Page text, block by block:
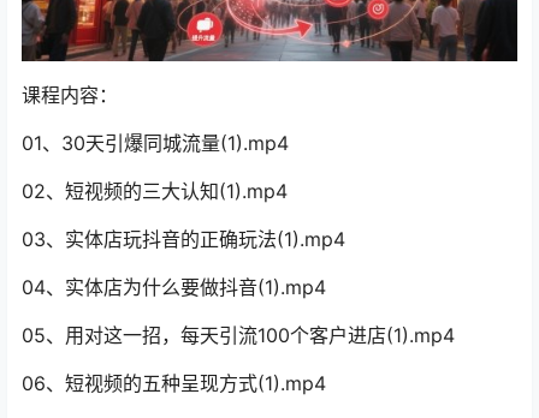
课程内容：
01、30天引爆同城流量(1).mp4
02、短视频的三大认知(1).mp4
03、实体店玩抖音的正确玩法(1).mp4
04、实体店为什么要做抖音(1).mp4
05、用对这一招，每天引流100个客户进店(1).mp4
06、短视频的五种呈现方式(1).mp4